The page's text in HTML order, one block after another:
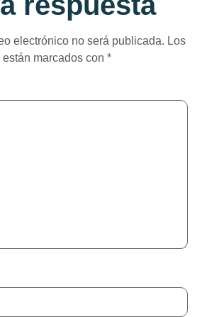
electrónico no será publicada. Los
marcados con *